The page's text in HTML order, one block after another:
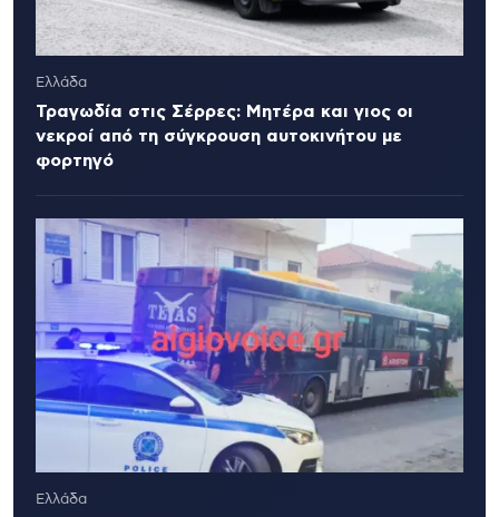
Ελλάδα
Τραγωδία στις Σέρρες: Μητέρα και γιος οι
νεκροί από τη σύγκρουση αυτοκινήτου με
φορτηγό
Ελλάδα